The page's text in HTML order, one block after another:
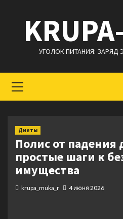
содержимому
УГОЛОК ПИТАНИЯ: ЗАРЯД
меню
Диеты
Полис от падения
простые шаги к
имущества
krupa_muka_r 4 июня 2026